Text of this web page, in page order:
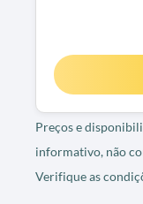
Preços e
informativo, não
Verifique as